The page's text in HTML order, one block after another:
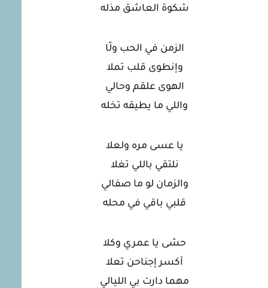
شكوة العاشق مذله
الزمن في الحب ولّا
وإنطوى قلب تملا
الهوى علقم وحالي
واللي ما يطيقه تخله
يا عسى مره ولعلا
نلتقي باللي تغلا
والزمان لو ما صفالي
قلبي باقي في محله
حشى يا عمري وكلا
أكسر إجناحن تعلا
مهما دارت بي الليالي